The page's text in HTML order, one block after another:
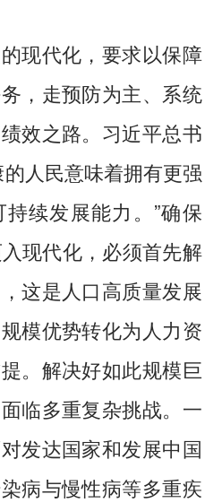
代化，要求以保障
，走预防为主、系统
效之路。习近平总书
人民意味着拥有更强
续发展能力。”确保
现代化，必须首先解
这是人口高质量发展
模优势转化为人力资
。解决好如此规模巨
临多重复杂挑战。一
发达国家和发展中国
病与慢性病等多重疾